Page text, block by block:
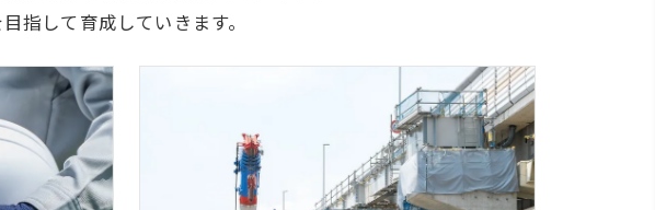
指して育成していきます。